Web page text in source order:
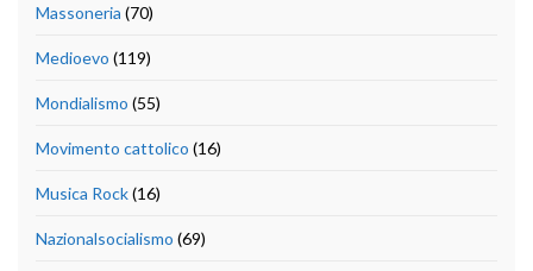
Massoneria (70)
Medioevo (119)
Mondialismo (55)
Movimento cattolico (16)
Musica Rock(16)
Nazionalsocialismo (69)